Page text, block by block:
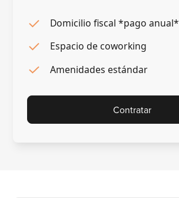
Domicilio fiscal *pago anual*
Espacio de coworking
Amenidades estándar
Contratar